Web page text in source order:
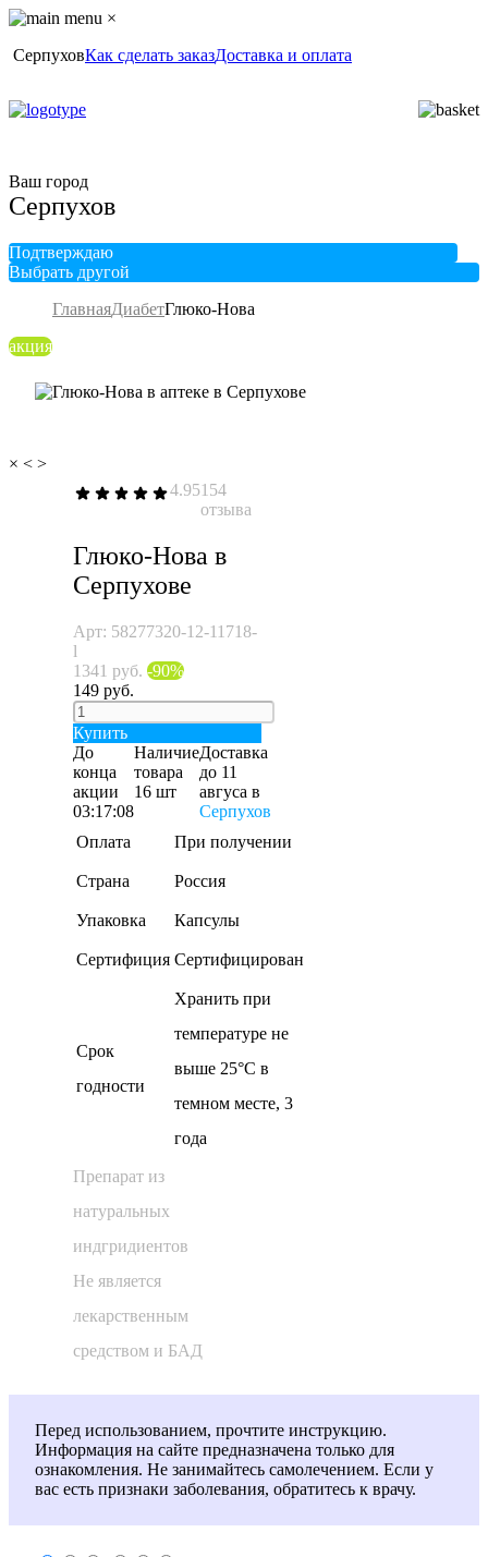
×
СерпуховКак сделать заказДоставка и оплата
Ваш город
Серпухов
Подтверждаю
Выбрать другой
ГлавнаяДиабетГлюко-Нова
акция
× < >
4.95154
отзыва
Глюко-Нова в
Серпухове
Арт: 58277320-12-11718-
l
1341 руб. -90%
149 руб.
Купить
До
конца
акции
03:17:08
Наличие
товара
16 шт
Доставка
до 11
авгуса в
Серпухов
Оплата
При получении
Страна Россия
Упаковка Капсулы
Сертифиция Сертифицирован
Cрок
годности
Хранить при
температуре не
выше 25°С в
темном месте, 3
года
Препарат из
натуральных
индгридиентов
Не является
лекарственным
средством и БАД
Перед использованием, прочтите инструкцию.
Информация на сайте предназначена только для
ознакомления. Не занимайтесь самолечением. Если у
вас есть признаки заболевания, обратитесь к врачу.